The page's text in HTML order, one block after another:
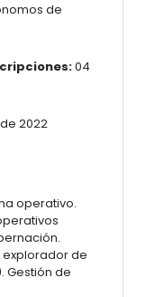
de
04
2022
operativo.
de
Gestión de